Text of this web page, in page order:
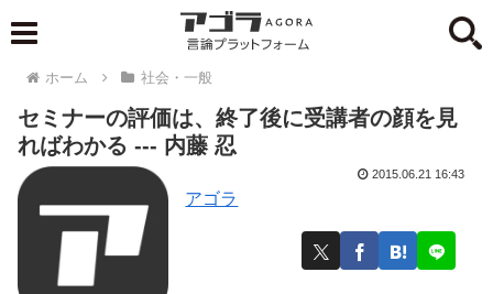
ホーム 社会・一般
セミナーの評価は、終了後に受講者の顔を見
ればわかる --- 内藤 忍
アゴラ
2015.06.21 16:43